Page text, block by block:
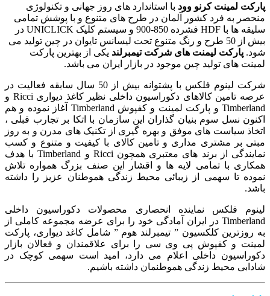
پارکت لمینت کرنو وود با استاندارد های روز جهانی و تکنولوژی
منحصر به فرد کشور آلمان در طرح های متنوع و با پوشش تمامی
سلیقه ها با HDF فشرده 850-900 و سیستم کلیک UNICLICK در
بیش از 50 طرح و رنگ متنوع تحت لیسانس تایوان در چین تولید می
شود. پارکت لیمنت های شرکت تیمبرلند یکی از بهترین پارکت
لمینت های تولید چین موجود در بازار ایران می باشد.
شرکت لینوم فلکس با پشتوانه بیش از 50 سال سابقه فعالیت در
عرصه تامین کالاهای دکوراسیون داخلی نظیر کاغذ دیواری Ricci و
Timberland و پارکت لمینت و کفپوش Timberland آغاز نموده و هم
اکنون نسل سوم بنیان گذاران این سازمان با اتکا بر تجارب قبلی ،
اتخاذ سیاست های موفق و بهره گیری از تکنیک های مدرن و به روز
مبتی بر مشتری مداری و تامین کالای با کیفیت و متنوع و کسب
نمایندگی از برند های معتبری همچون Ricci و Timberland با هدف
همکاری با تمامی لایه ها و اقشار این صنف بزرگ همواره تلاش
نموده تا سهمی از زیبائی محیط زندگی هموطنان عزیز را داشته
باشد.
لینوم فلکس نماینده انحصاری محصولات دکوراسیون داخلی
Timberland در ایران آمادگی خود را برای عرضه مجموعه کاملی از
به روزترین کلکسیون ” تیمبرلند هوم ” شامل کاغد دیواری، پارکت
لمینت و کفپوش پی وی سی را برای علاقمندان و فعالان بازار
دکوراسیون داخلی اعلام می دارد، امید است سهمی کوچک در
شادابی محیط زندگی هموطنمان داشته باشیم.